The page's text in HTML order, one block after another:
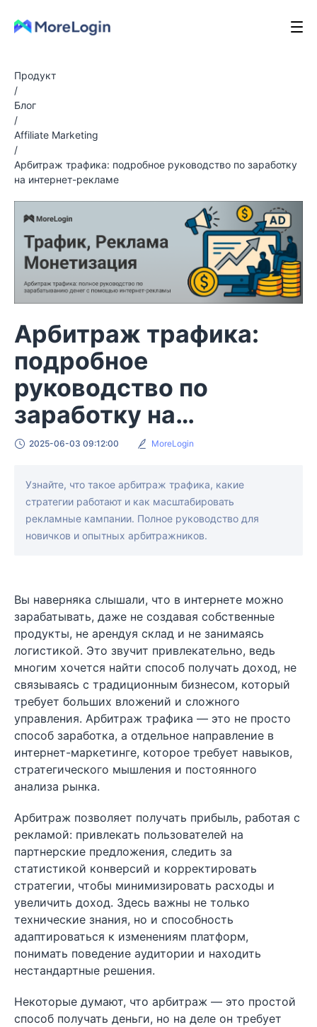
Продукт
/
Блог
/
Affiliate Marketing
/
Арбитраж трафика: подробное руководство по заработку
на интернет-рекламе
Арбитраж трафика:
подробное
руководство по
заработку на
интернет-рекламе
2025-06-03 09:12:00 MoreLogin
Узнайте, что такое арбитраж трафика, какие
стратегии работают и как масштабировать
рекламные кампании. Полное руководство для
новичков и опытных арбитражников.
Вы наверняка слышали, что в интернете можно
зарабатывать, даже не создавая собственные
продукты, не арендуя склад и не занимаясь
логистикой. Это звучит привлекательно, ведь
многим хочется найти способ получать доход, не
связываясь с традиционным бизнесом, который
требует больших вложений и сложного
управления. Арбитраж трафика — это не просто
способ заработка, а отдельное направление в
интернет-маркетинге, которое требует навыков,
стратегического мышления и постоянного
анализа рынка.
Арбитраж позволяет получать прибыль, работая с
рекламой: привлекать пользователей на
партнерские предложения, следить за
статистикой конверсий и корректировать
стратегии, чтобы минимизировать расходы и
увеличить доход. Здесь важны не только
технические знания, но и способность
адаптироваться к изменениям платформ,
понимать поведение аудитории и находить
нестандартные решения.
Некоторые думают, что арбитраж — это простой
способ получать деньги, но на деле он требует